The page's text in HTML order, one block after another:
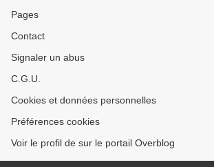
Pages
Contact
Signaler un abus
C.G.U.
Cookies et données personnelles
Préférences cookies
Voir le profil de sur le portail Overblog